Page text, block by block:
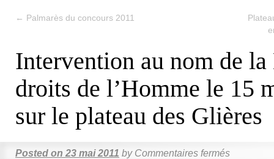
← Palmarès du concours 2011
Intervention au nom de la
droits de l’Homme le 15
sur le plateau des Glières
Posted on 23 mai 2011 by Commentaires fermés